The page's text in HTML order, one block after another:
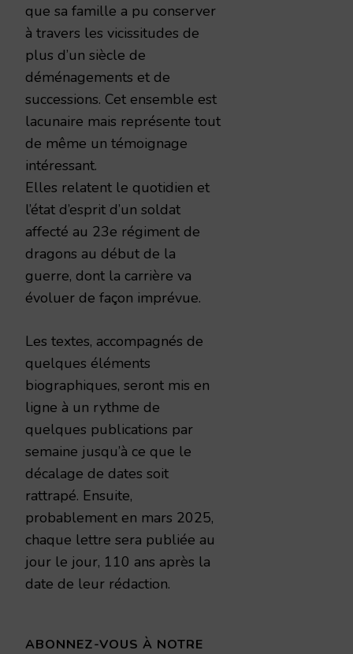
que sa famille a pu conserver
à travers les vicissitudes de
plus d’un siècle de
déménagements et de
successions. Cet ensemble est
lacunaire mais représente tout
de même un témoignage
intéressant.
Elles relatent le quotidien et
l’état d’esprit d’un soldat
affecté au 23e régiment de
dragons au début de la
guerre, dont la carrière va
évoluer de façon imprévue.
Les textes, accompagnés de
quelques éléments
biographiques, seront mis en
ligne à un rythme de
quelques publications par
semaine jusqu’à ce que le
décalage de dates soit
rattrapé. Ensuite,
probablement en mars 2025,
chaque lettre sera publiée au
jour le jour, 110 ans après la
date de leur rédaction.
ABONNEZ-VOUS À NOTRE